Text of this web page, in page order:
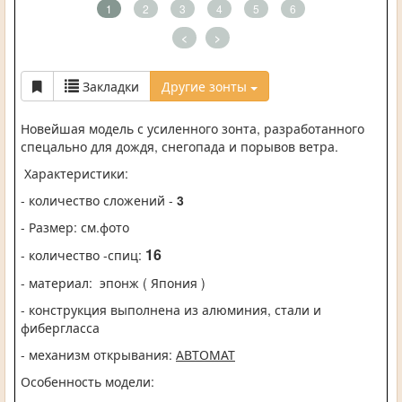
1 2 3 4 5 6
< >
Закладки Другие зонты
Новейшая модель с усиленного зонта, разработанного
спецально для дождя, снегопада и порывов ветра.
Характеристики:
- количество сложений - 3
- Размер: см.фото
- количество -спиц: 16
- материал: эпонж ( Япония )
- конструкция выполнена из алюминия, стали и
фибергласса
- механизм открывания: АВТОМАТ
Особенность модели: